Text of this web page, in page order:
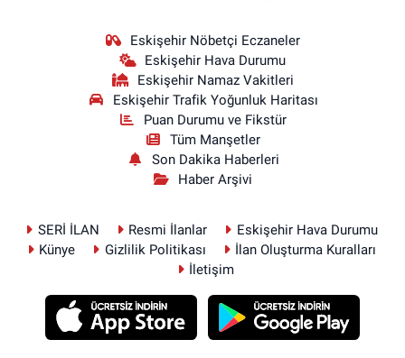
Eskişehir Nöbetçi Eczaneler
Eskişehir Hava Durumu
Eskişehir Namaz Vakitleri
Eskişehir Trafik Yoğunluk Haritası
Puan Durumu ve Fikstür
Tüm Manşetler
Son Dakika Haberleri
Haber Arşivi
SERİ İLAN Resmi İlanlar
Eskişehir Hava Durumu
Künye
Gizlilik Politikası
İlan Oluşturma Kuralları
İletişim